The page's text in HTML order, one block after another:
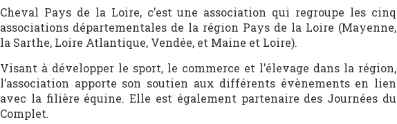
Cheval Pays de la Loire, c’est une association qui regroupe les cinq
associations départementales de la région Pays de la Loire (Mayenne,
la Sarthe, Loire Atlantique, Vendée, et Maine et Loire).
Visant à développer le sport, le commerce et l’élevage dans la région,
l’association apporte son soutien aux différents évènements en lien
avec la filière équine. Elle est également partenaire des Journées du
Complet.